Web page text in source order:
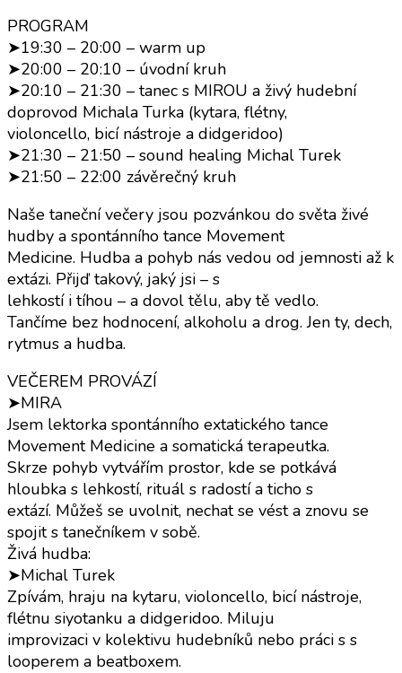
PROGRAM
➤19:30 – 20:00 – warm up
➤20:00 – 20:10 – úvodní kruh
➤20:10 – 21:30 – tanec s MIROU a živý hudební
doprovod Michala Turka (kytara, flétny,
violoncello, bicí nástroje a didgeridoo)
➤21:30 – 21:50 – sound healing Michal Turek
➤21:50 – 22:00 závěrečný kruh
Naše taneční večery jsou pozvánkou do světa živé
hudby a spontánního tance Movement
Medicine. Hudba a pohyb nás vedou od jemnosti až k
extázi. Přijď takový, jaký jsi – s
lehkostí i tíhou – a dovol tělu, aby tě vedlo.
Tančíme bez hodnocení, alkoholu a drog. Jen ty, dech,
rytmus a hudba.
VEČEREM PROVÁZÍ
➤MIRA
Jsem lektorka spontánního extatického tance
Movement Medicine a somatická terapeutka.
Skrze pohyb vytvářím prostor, kde se potkává
hloubka s lehkostí, rituál s radostí a ticho s
extází. Můžeš se uvolnit, nechat se vést a znovu se
spojit s tanečníkem v sobě.
Živá hudba:
➤Michal Turek
Zpívám, hraju na kytaru, violoncello, bicí nástroje,
flétnu siyotanku a didgeridoo. Miluju
improvizaci v kolektivu hudebníků nebo práci s s
looperem a beatboxem.